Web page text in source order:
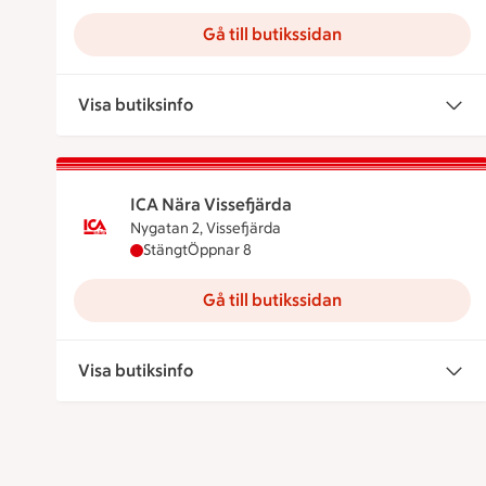
Gå till butikssidan
Visa butiksinfo
ICA Nära Vissefjärda
Nygatan 2, Vissefjärda
ICA Nära Vissefjärda har stängt, öppnar
StängtÖppnar 8
Gå till butikssidan
Visa butiksinfo